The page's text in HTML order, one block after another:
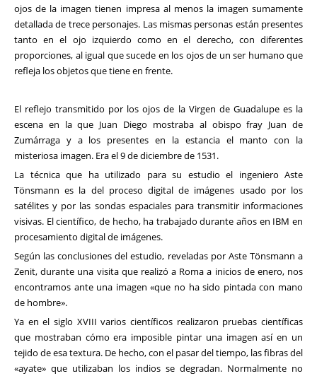
ojos de la imagen tienen impresa al menos la imagen sumamente
detallada de trece personajes. Las mismas personas están presentes
tanto en el ojo izquierdo como en el derecho, con diferentes
proporciones, al igual que sucede en los ojos de un ser humano que
refleja los objetos que tiene en frente.
El reflejo transmitido por los ojos de la Virgen de Guadalupe es la
escena en la que Juan Diego mostraba al obispo fray Juan de
Zumárraga y a los presentes en la estancia el manto con la
misteriosa imagen. Era el 9 de diciembre de 1531.
La técnica que ha utilizado para su estudio el ingeniero Aste
Tönsmann es la del proceso digital de imágenes usado por los
satélites y por las sondas espaciales para transmitir informaciones
visivas. El científico, de hecho, ha trabajado durante años en IBM en
procesamiento digital de imágenes.
Según las conclusiones del estudio, reveladas por Aste Tönsmann a
Zenit, durante una visita que realizó a Roma a inicios de enero, nos
encontramos ante una imagen «que no ha sido pintada con mano
de hombre».
Ya en el siglo XVIII varios científicos realizaron pruebas científicas
que mostraban cómo era imposible pintar una imagen así en un
tejido de esa textura. De hecho, con el pasar del tiempo, las fibras del
«ayate» que utilizaban los indios se degradan. Normalmente no